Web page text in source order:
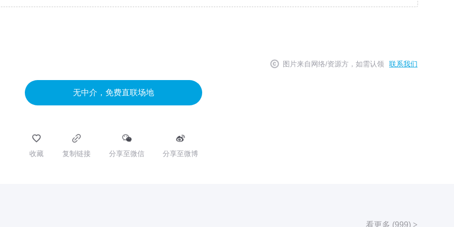
图片来自网络/资源方，如需认领 联系我们
无中介，免费直联场地
收藏 复制链接 分享至微信 分享至微博
看更多 (999) >